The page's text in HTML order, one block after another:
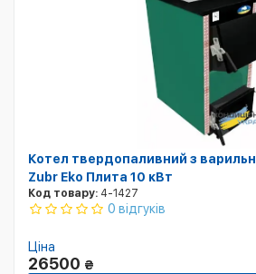
Котел твердопаливний з
Zubr Eko Плита 10 кВт
Код товару: 4-1427
0 відгуків
Ціна
26500 ₴